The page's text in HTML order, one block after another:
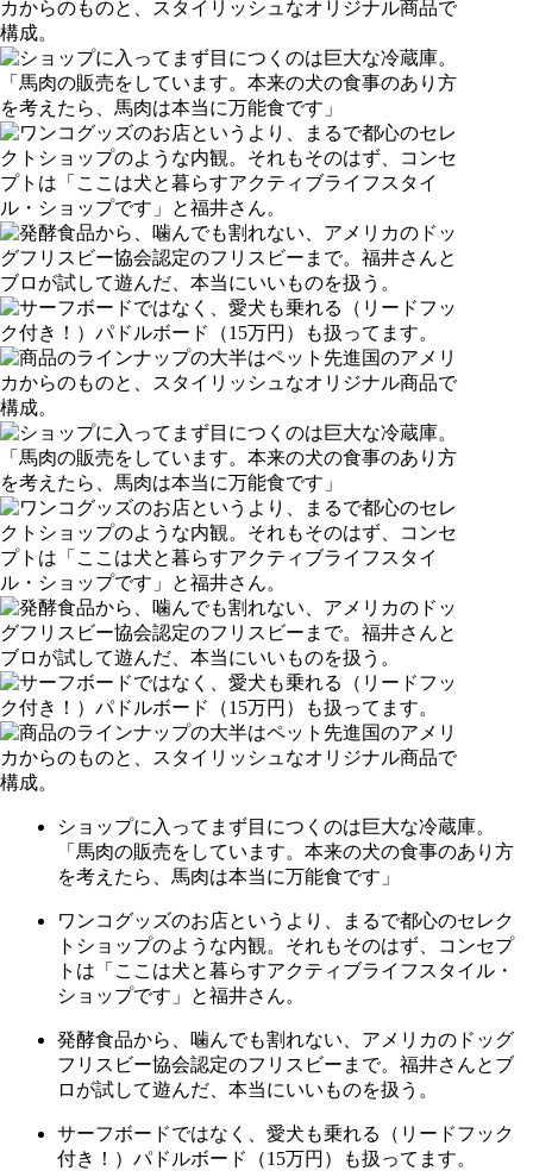
ショップに入ってまず目につくのは巨大な冷蔵庫。
「馬肉の販売をしています。本来の犬の食事のあり方
を考えたら、馬肉は本当に万能食です」
ワンコグッズのお店というより、まるで都心のセレク
トショップのような内観。それもそのはず、コンセプ
トは「ここは犬と暮らすアクティブライフスタイル・
ショップです」と福井さん。
発酵食品から、噛んでも割れない、アメリカのドッグ
フリスビー協会認定のフリスビーまで。福井さんとブ
ロが試して遊んだ、本当にいいものを扱う。
サーフボードではなく、愛犬も乗れる（リードフック
付き！）パドルボード（15万円）も扱ってます。